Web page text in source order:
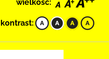
wielkość:
kontrast: